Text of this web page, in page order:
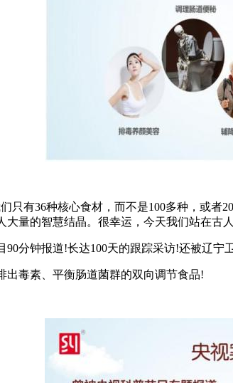
有36种核心食材，而不是100多种，或者
量的智慧结晶。很幸运，今天我们站在
分钟报道!长达100天的跟踪采访!还被辽宁
毒素、平衡肠道菌群的双向调节食品!